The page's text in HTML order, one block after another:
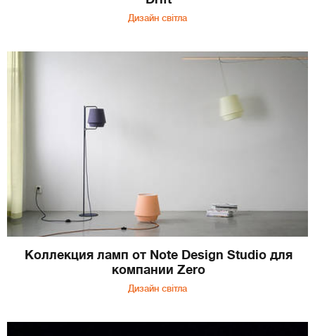
Дизайн світла
Коллекция ламп от Note Design Studio для
компании Zero
Дизайн світла